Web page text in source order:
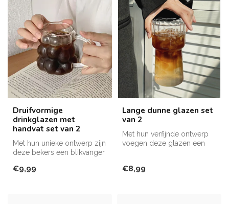
Druifvormige
drinkglazen met
handvat set van 2
Met hun unieke ontwerp zijn
deze bekers een blikvanger
€9,99
Lange dunne glazen set
van 2
Met hun verfijnde ontwerp
voegen deze glazen een
€8,99